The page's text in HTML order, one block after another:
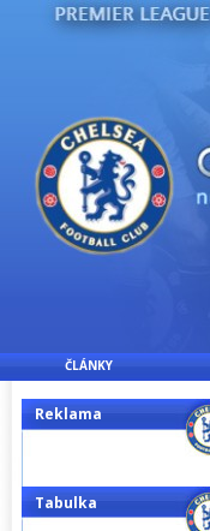
ČLÁNKY
Reklama
Tabulka